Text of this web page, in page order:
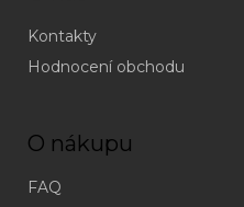
Kontakty
Hodnocení obchodu
O nákupu
FAQ